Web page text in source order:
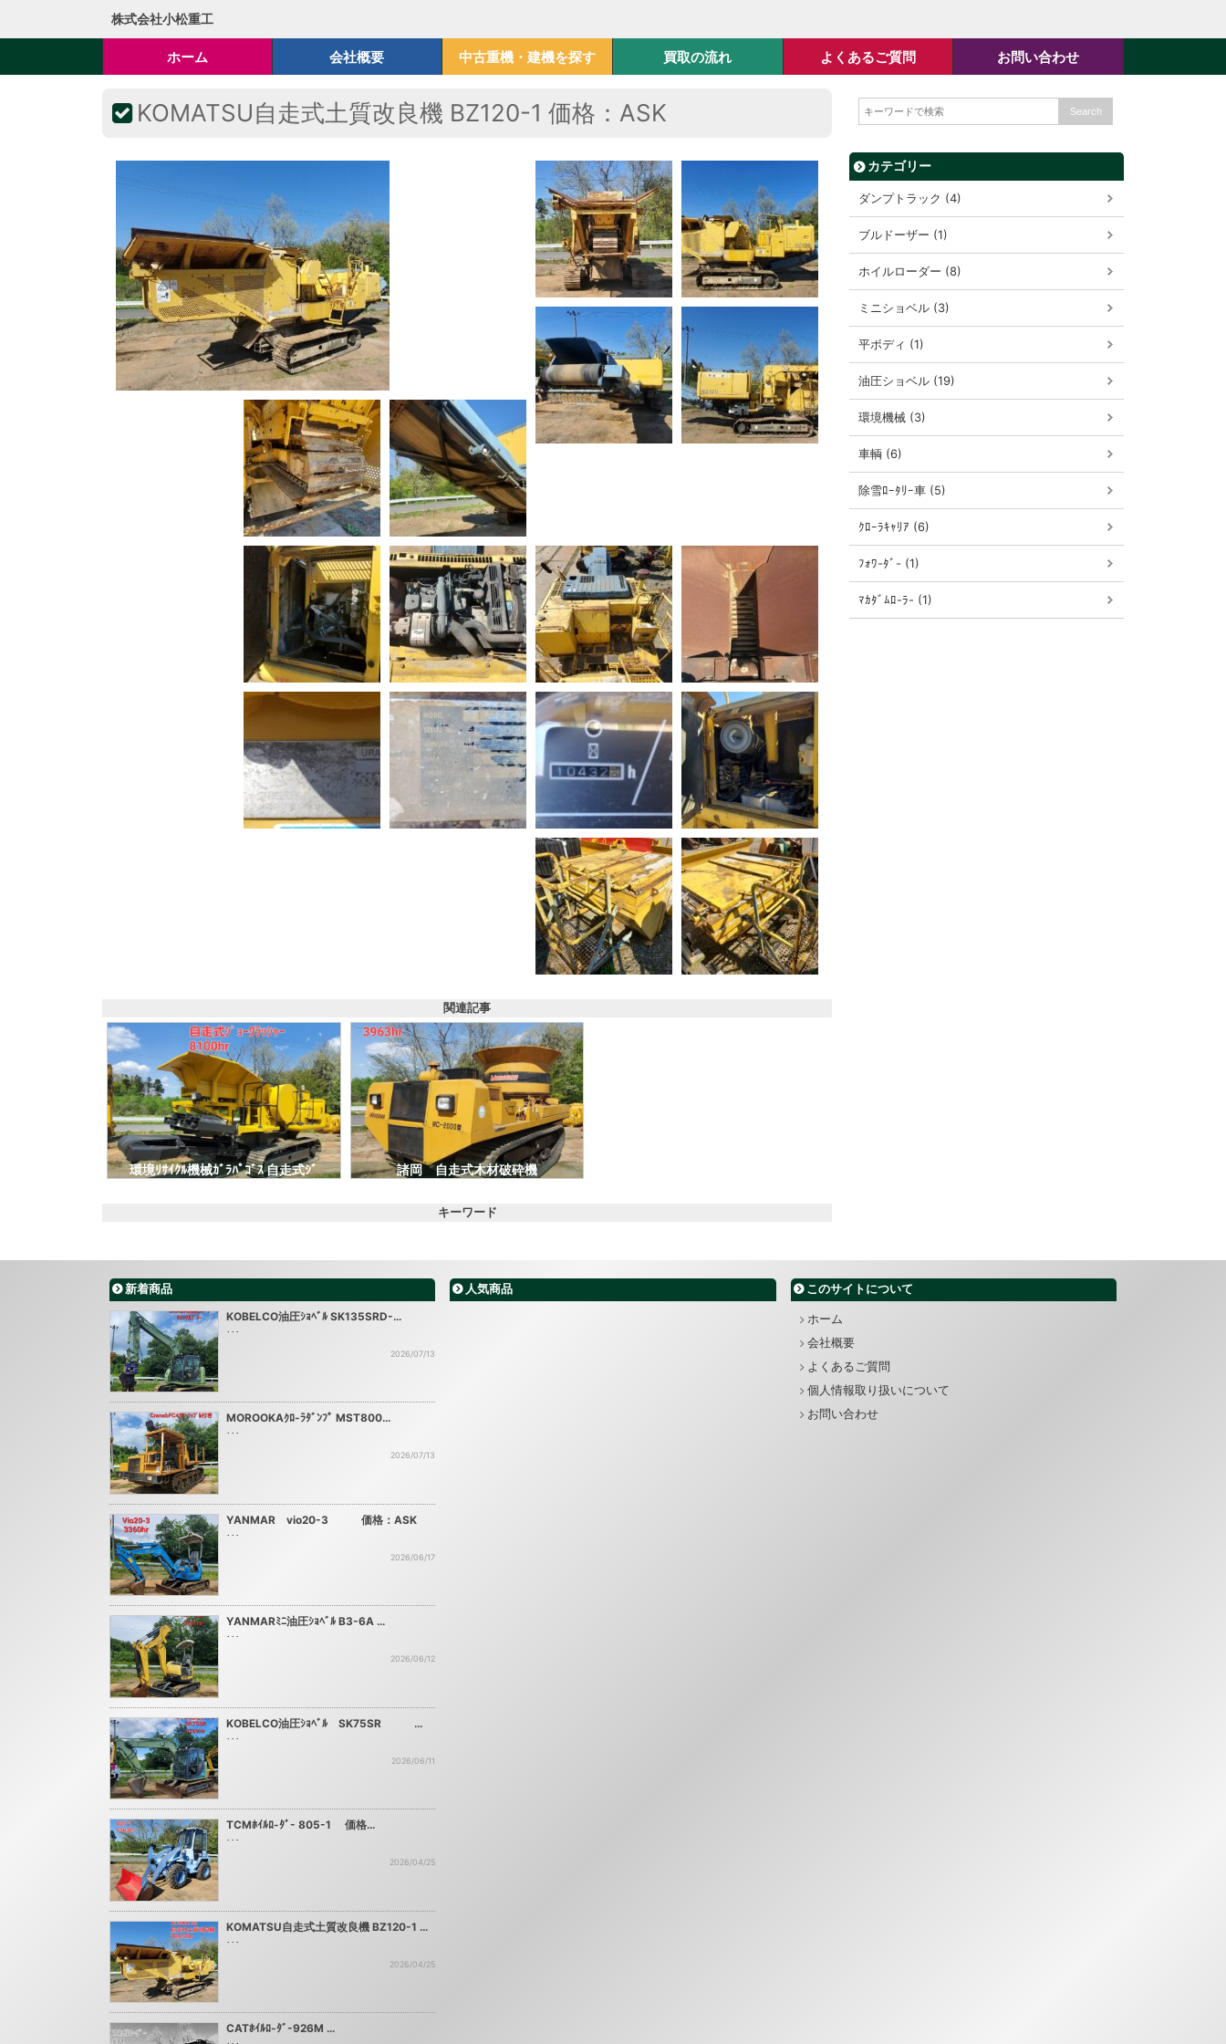
株式会社小松重工
ホーム 会社概要 中古重機・建機を探す 買取の流れ よくあるご質問 お問い合わせ
KOMATSU自走式土質改良機 BZ120-1 価格：ASK
関連記事
環境ﾘｻｲｸﾙ機械ｶﾞﾗﾊﾟｺﾞｽ 自走式ｼﾞ
諸岡 自走式木材破砕機
キーワード
カテゴリー
ダンプトラック (4)
ブルドーザー (1)
ホイルローダー (8)
ミニショベル (3)
平ボディ (1)
油圧ショベル (19)
環境機械 (3)
車輌 (6)
除雪ﾛｰﾀﾘｰ車 (5)
ｸﾛｰﾗｷｬﾘｱ (6)
ﾌｫﾜ-ﾀﾞ- (1)
ﾏｶﾀﾞﾑﾛ-ﾗ- (1)
新着商品
KOBELCO油圧ｼｮﾍﾞﾙ SK135SRD-…
･･･
2026/07/13
MOROOKAｸﾛ-ﾗﾀﾞﾝﾌﾟ MST800…
･･･
2026/07/13
YANMAR vio20-3 価格：ASK
･･･
2026/06/17
YANMARﾐﾆ油圧ｼｮﾍﾞﾙ B3-6A …
･･･
2026/06/12
KOBELCO油圧ｼｮﾍﾞﾙ SK75SR …
･･･
2026/06/11
TCMﾎｲﾙﾛ-ﾀﾞ- 805-1 価格…
･･･
2026/04/25
KOMATSU自走式土質改良機 BZ120-1 …
･･･
2026/04/25
CATﾎｲﾙﾛ-ﾀﾞ-926M …
人気商品 このサイトについて
ホーム
会社概要
よくあるご質問
個人情報取り扱いについて
お問い合わせ